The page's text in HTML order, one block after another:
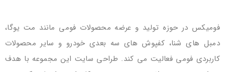
فومیکس در حوزه تولید و عرضه محصولات فومی مانند مت یوگا،
دمبل های شنا، کفپوش های سه بعدی خودرو و سایر محصولات
کاربردی فومی فعالیت می کند. طراحی سایت این مجموعه با هدف